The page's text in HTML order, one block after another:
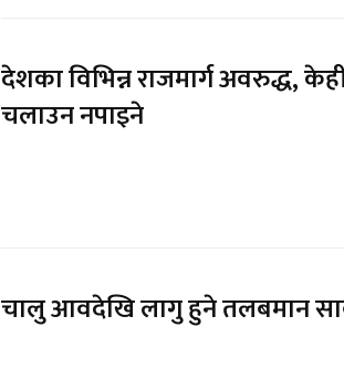
देशका विभिन्न राजमार्ग अवरुद्ध,
चलाउन नपाइने
चालु आवदेखि लागु हुने तलबमान